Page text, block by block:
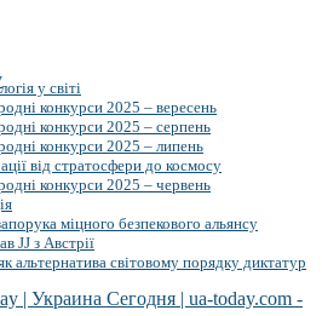
у світі
конкурси 2025 – вересень
конкурси 2025 – серпень
конкурси 2025 – липень
від стратосфери до космосу
конкурси 2025 – червень
міцного безпекового альянсу
JJ з Австрії
альтернатива світовому порядку диктатур